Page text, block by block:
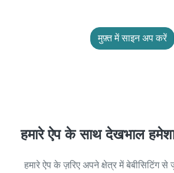
मुफ़्त में साइन अप करें
हमारे ऐप के साथ देखभाल
हमारे ऐप के ज़रिए अपने क्षेत्र में बेबीसिटिंग